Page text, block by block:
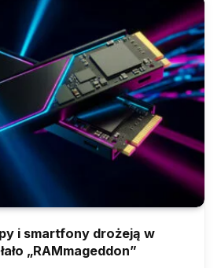
i smartfony drożeją w
„RAMmageddon”